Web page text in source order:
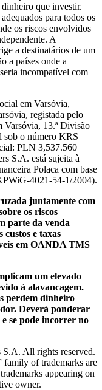
que investir.
para todos os
os riscos envolvidos
A
a destinatários de um
a países onde a
incompatível com
em Varsóvia,
registada pelo
Varsóvia, 13.ª Divisão
sob o número KRS
PLN 3,537.560
S.A. está sujeita à
Polaca com base
4021-54-1/2004).
juntamente com
os riscos
parte da venda
custos e taxas
em OANDA TMS
um elevado
à alavancagem.
perdem dinheiro
Deverá ponderar
se pode incorrer no
All rights reserved.
of trademarks are
appearing on
owner.